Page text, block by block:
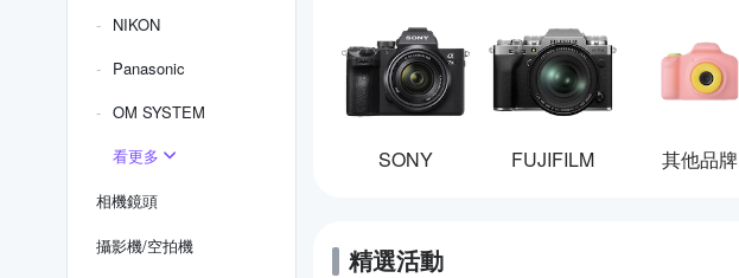
NIKON
Panasonic
OM SYSTEM
看更多
相機鏡頭
攝影機/空拍機
SONY FUJIFILM 其他品牌
精選活動